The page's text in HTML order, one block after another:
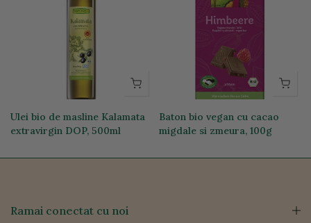
Ulei bio de masline Kalamata
extravirgin DOP, 500ml
Baton bio vegan cu cacao
migdale si zmeura, 100g
Ramai conectat cu noi